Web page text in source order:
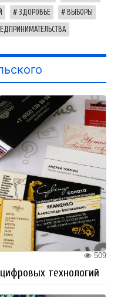
ЗДОРОВЬЕ ВЫБОРЫ
509
технологий